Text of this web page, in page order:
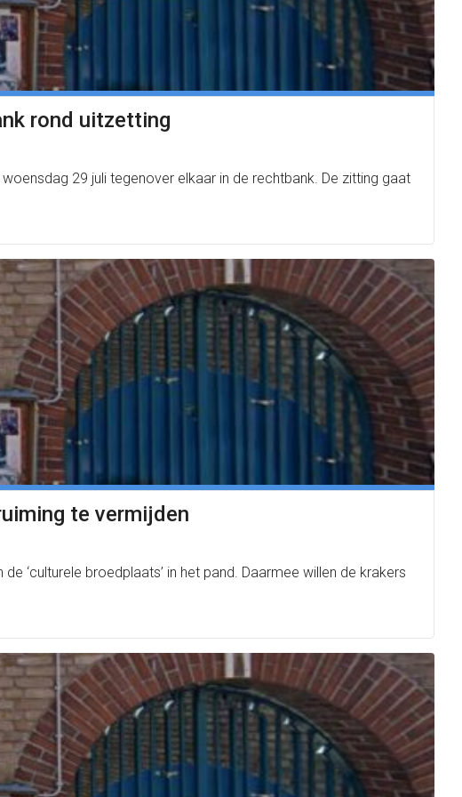
rond uitzetting
29 juli tegenover elkaar in de rechtbank. De zitting gaat
te vermijden
‘culturele broedplaats’ in het pand. Daarmee willen de krakers